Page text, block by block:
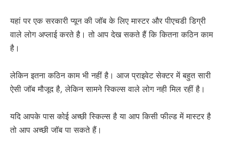
यहां पर एक सरकारी प्यून की जॉब के लिए मास्टर और पीएचडी डिग्री
वाले लोग अप्लाई करते है। तो आप देख सकते हैं कि कितना कठिन काम
है।
लेकिन इतना कठिन काम भी नहीं है। आज प्राइवेट सेक्टर में बहुत सारी
ऐसी जॉब मौजूद है, लेकिन सामने स्किल्स वाले लोग नही मिल रहीं है।
यदि आपके पास कोई अच्छी स्किल्स है या आप किसी फील्ड में मास्टर है
तो आप अच्छी जॉब पा सकते हैं।